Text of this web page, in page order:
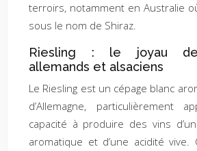
terroirs, notamment en Australie
sous le nom de Shiraz.
Riesling : le joyau
allemands et alsaciens
Le Riesling est un cépage blanc
d’Allemagne, particulièrement
capacité à produire des vins
aromatique et d’une acidité